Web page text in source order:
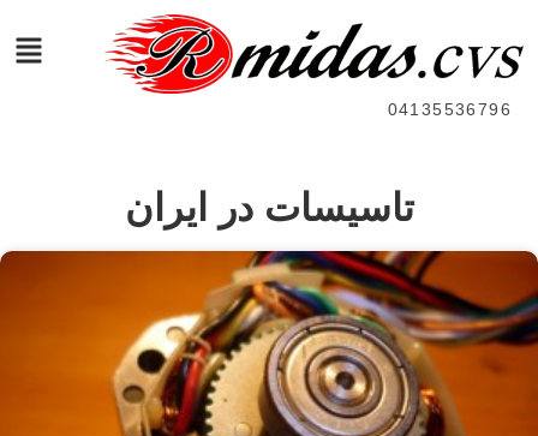
04135536796
تاسیسات در ایران